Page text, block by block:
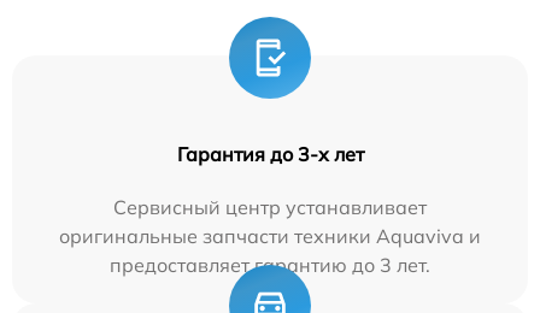
Гарантия до 3-х лет
Сервисный центр устанавливает
оригинальные запчасти техники Aquaviva и
предоставляет гарантию до 3 лет.